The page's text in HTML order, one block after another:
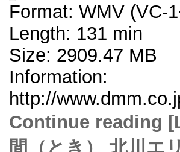
Format: WMV (VC-
Length: 131 min
Size: 2909.47 MB
Information:
http://
Continue reading
間（とき） 北川エ